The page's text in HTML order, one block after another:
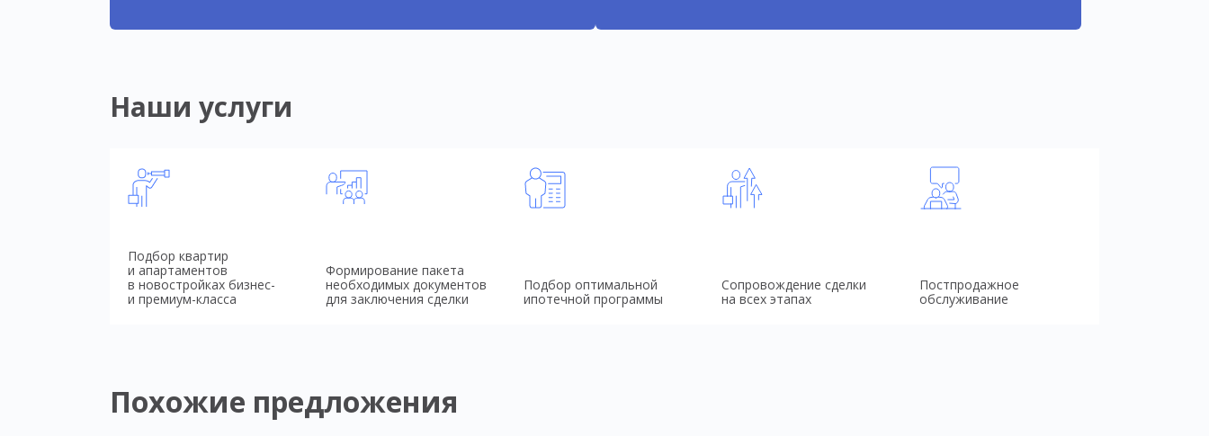
Наши услуги
Подбор квартир
и апартаментов
в новостройках бизнес-
и премиум-класса
Формирование пакета
необходимых документов
для заключения сделки
Подбор оптимальной
ипотечной программы
Сопровождение сделки
на всех этапах
Постпродажное
обслуживание
Похожие предложения